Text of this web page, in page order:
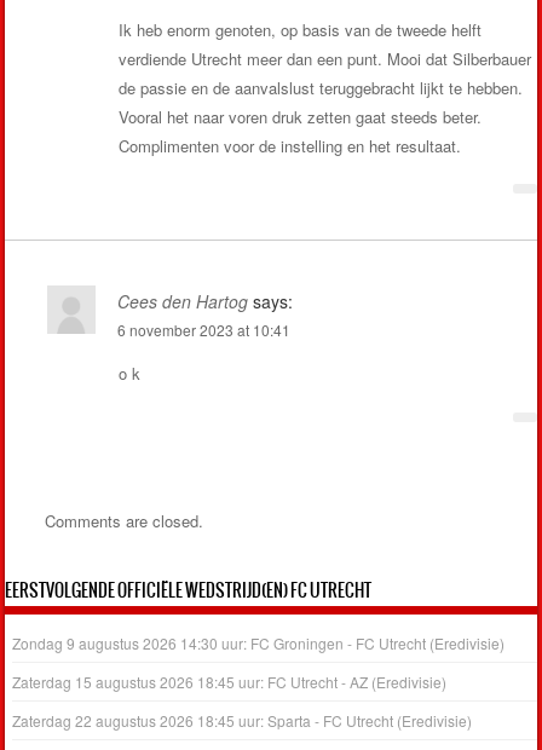
Ik heb enorm genoten, op basis van de tweede helft
verdiende Utrecht meer dan een punt. Mooi dat Silberbauer
de passie en de aanvalslust teruggebracht lijkt te hebben.
Vooral het naar voren druk zetten gaat steeds beter.
Complimenten voor de instelling en het resultaat.
Cees den Hartog says:
6 november 2023 at 10:41
o k
Comments are closed.
EERSTVOLGENDE OFFICIËLE WEDSTRIJD(EN) FC UTRECHT
Zondag 9 augustus 2026 14:30 uur: FC Groningen - FC Utrecht (Eredivisie)
Zaterdag 15 augustus 2026 18:45 uur: FC Utrecht - AZ (Eredivisie)
Zaterdag 22 augustus 2026 18:45 uur: Sparta - FC Utrecht (Eredivisie)